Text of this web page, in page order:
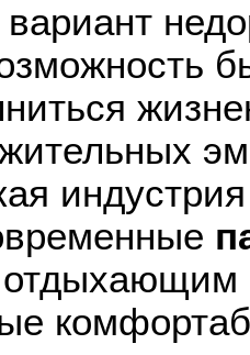
отдыхающим